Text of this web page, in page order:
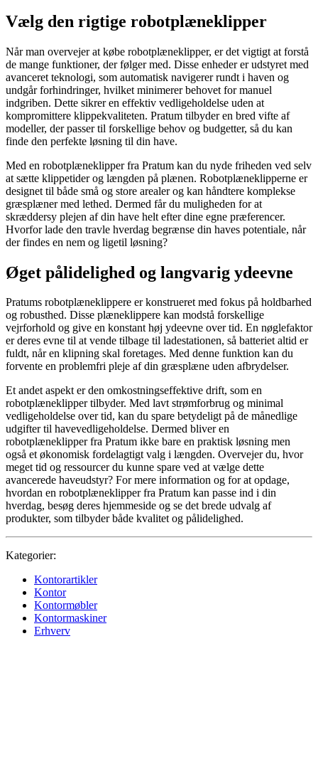
Vælg den rigtige robotplæneklipper
Når man overvejer at købe robotplæneklipper, er det vigtigt at forstå
de mange funktioner, der følger med. Disse enheder er udstyret med
avanceret teknologi, som automatisk navigerer rundt i haven og
undgår forhindringer, hvilket minimerer behovet for manuel
indgriben. Dette sikrer en effektiv vedligeholdelse uden at
kompromittere klippekvaliteten. Pratum tilbyder en bred vifte af
modeller, der passer til forskellige behov og budgetter, så du kan
finde den perfekte løsning til din have.
Med en robotplæneklipper fra Pratum kan du nyde friheden ved selv
at sætte klippetider og længden på plænen. Robotplæneklipperne er
designet til både små og store arealer og kan håndtere komplekse
græsplæner med lethed. Dermed får du muligheden for at
skræddersy plejen af din have helt efter dine egne præferencer.
Hvorfor lade den travle hverdag begrænse din haves potentiale, når
der findes en nem og ligetil løsning?
Øget pålidelighed og langvarig ydeevne
Pratums robotplæneklippere er konstrueret med fokus på holdbarhed
og robusthed. Disse plæneklippere kan modstå forskellige
vejrforhold og give en konstant høj ydeevne over tid. En nøglefaktor
er deres evne til at vende tilbage til ladestationen, så batteriet altid er
fuldt, når en klipning skal foretages. Med denne funktion kan du
forvente en problemfri pleje af din græsplæne uden afbrydelser.
Et andet aspekt er den omkostningseffektive drift, som en
robotplæneklipper tilbyder. Med lavt strømforbrug og minimal
vedligeholdelse over tid, kan du spare betydeligt på de månedlige
udgifter til havevedligeholdelse. Dermed bliver en
robotplæneklipper fra Pratum ikke bare en praktisk løsning men
også et økonomisk fordelagtigt valg i længden. Overvejer du, hvor
meget tid og ressourcer du kunne spare ved at vælge dette
avancerede haveudstyr? For mere information og for at opdage,
hvordan en robotplæneklipper fra Pratum kan passe ind i din
hverdag, besøg deres hjemmeside og se det brede udvalg af
produkter, som tilbyder både kvalitet og pålidelighed.
Kategorier:
Kontorartikler
Kontor
Kontormøbler
Kontormaskiner
Erhverv